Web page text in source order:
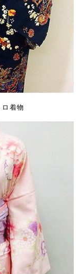
着物